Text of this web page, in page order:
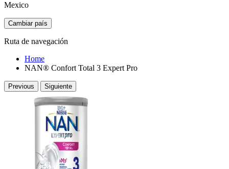
Mexico
Cambiar país
Ruta de navegación
Home
NAN® Confort Total 3 Expert Pro
Previous Siguiente